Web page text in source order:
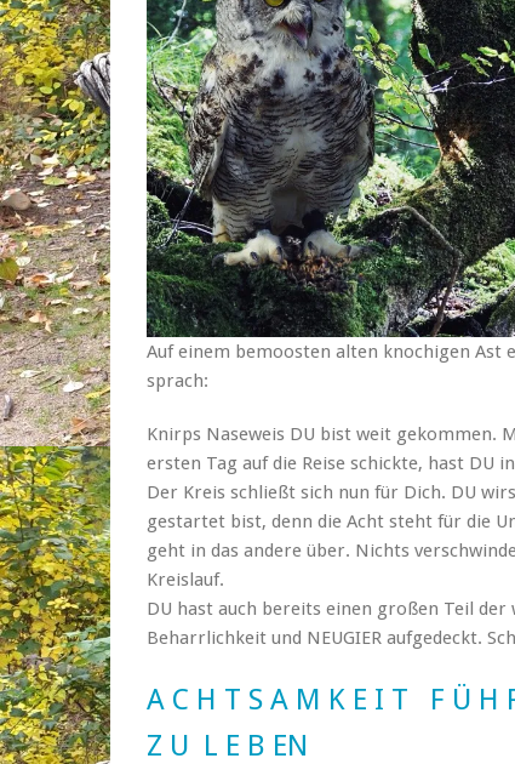
Auf einem bemoosten alten knochigen Ast
sprach:
Knirps Naseweis DU bist weit gekommen.
ersten Tag auf die Reise schickte, hast DU
Der Kreis schließt sich nun für Dich. DU
gestartet bist, denn die Acht steht für die
geht in das andere über. Nichts
Kreislauf.
DU hast auch bereits einen großen Teil
Beharrlichkeit und NEUGIER aufgedeckt.
A C H T S A M K E I T F Ü H
Z U L E B EN